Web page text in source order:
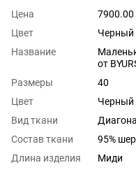
Цена
7900.00
Цвет
Черный
Название
от
Размеры
40
Цвет
Черный
Вид ткани
Состав ткани
95%
Длина изделия
Миди